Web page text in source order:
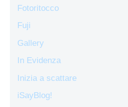
Fotoritocco
Fuji
Gallery
In Evidenza
Inizia a scattare
iSayBlog!